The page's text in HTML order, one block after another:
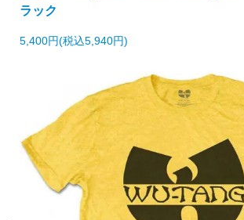
ラック
5,400円(税込5,940円)